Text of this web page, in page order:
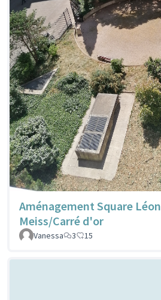
Aménagement Square Léon
Meiss/Carré d'or
Vanessa
3 15